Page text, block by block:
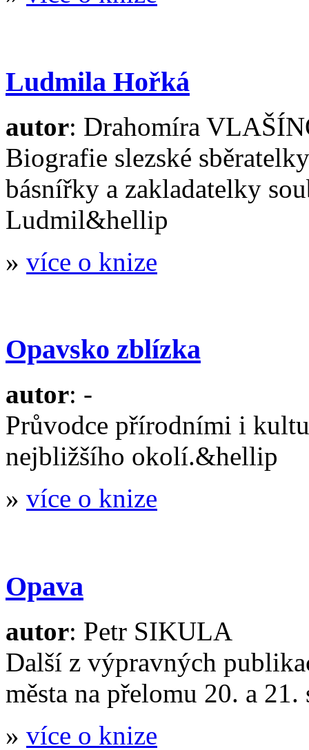
Ludmila Hořká
autor: Drahomíra
Biografie slezské
básnířky a zakladatelky
Ludmil&hellip
» více o knize
Opavsko zblízka
autor: -
Průvodce přírodními i
nejbližšího okolí.&hellip
» více o knize
Opava
autor: Petr SIKULA
Další z výpravných
města na přelomu 20. a
» více o knize